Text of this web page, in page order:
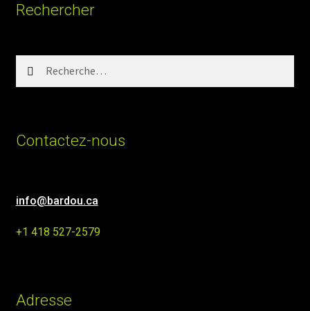
Rechercher
Contactez-nous
info@bardou.ca
+1 418 527-2579
Adresse